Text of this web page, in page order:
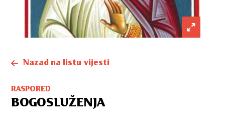
Nazad na listu vijesti
RASPORED
BOGOSLUŽENJA